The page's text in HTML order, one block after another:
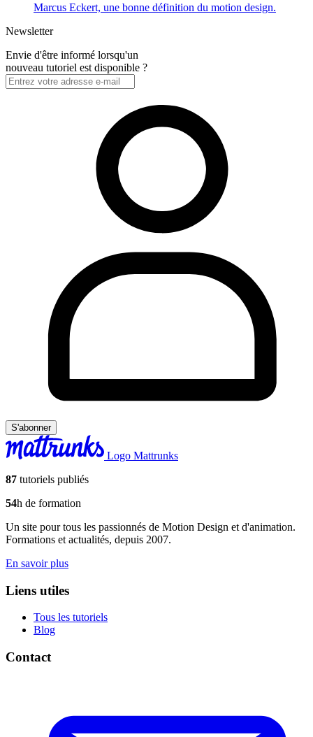
Marcus Eckert, une bonne définition du motion design.
Newsletter
Envie d'être informé lorsqu'un
nouveau tutoriel est disponible ?
S'abonner
Logo Mattrunks
87 tutoriels publiés
54h de formation
Un site pour tous les passionnés de Motion Design et d'animation.
Formations et actualités, depuis 2007.
En savoir plus
Liens utiles
Tous les tutoriels
Blog
Contact